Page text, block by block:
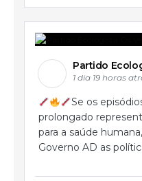
Partido
1 dia 19 horas
Se os
prolongado
para a saúde
Governo AD as